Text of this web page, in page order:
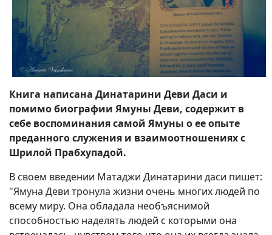
Книга написана Динатарини Деви Даси и
помимо биографии Ямуны Деви, содержит в
себе воспоминания самой Ямуны о ее опыте
преданного служения и взаимоотношениях с
Шрилой Прабхупадой.
В своем введении Матаджи Динатарини даси пишет:
"Ямуна Деви тронула жизни очень многих людей по
всему миру. Она обладала необъяснимой
способностью наделять людей с которыми она